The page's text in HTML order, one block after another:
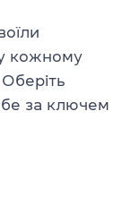
кожному
. Оберіть
за ключем